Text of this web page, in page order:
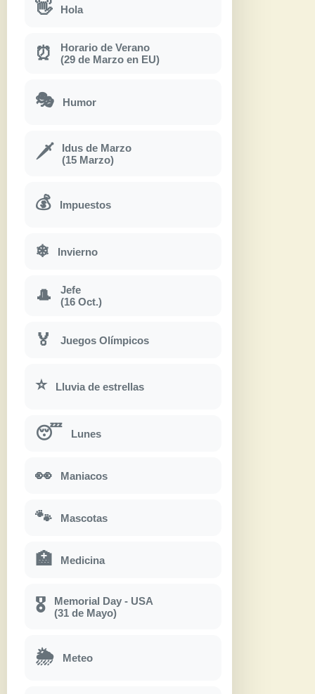
👋 Hola
⏰
Horario de Verano
(29 de Marzo en EU)
🎭 Humor
🗡
Idus de Marzo
(15 Marzo)
💰 Impuestos
❄ Invierno
🎩
Jefe
(16 Oct.)
🏅 Juegos Olímpicos
⭐ Lluvia de estrellas
😴 Lunes
👀 Maniacos
🐾 Mascotas
🏥 Medicina
🎖
Memorial Day - USA
(31 de Mayo)
🌦 Meteo